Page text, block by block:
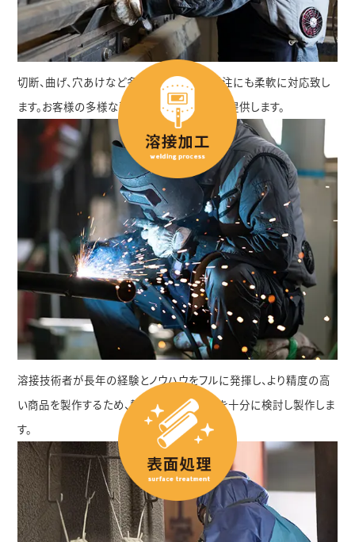
切断、曲げ、穴あけなど多品種小ロットの受注にも柔軟に対応致し
ます。お客様の多様な要求に合わせて加工を提供します。
溶接技術者が長年の経験とノウハウをフルに発揮し、より精度の高
い商品を製作するため、熱伝導や加工手順を十分に検討し製作しま
す。